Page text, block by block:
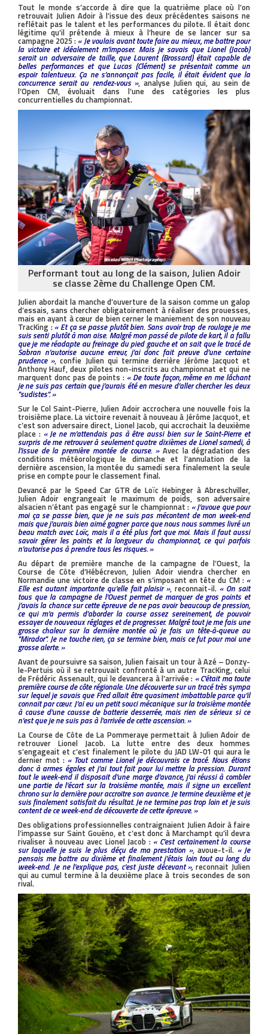
Tout le monde s’accorde à dire que la quatrième place où l’on
retrouvait Julien Adoir à l’issue des deux précédentes saisons ne
reflétait pas le talent et les performances du pilote. Il était donc
légitime qu’il prétende à mieux à l’heure de se lancer sur sa
campagne 2025 : « Je voulais avant toute faire au mieux, me battre pour
la victoire et idéalement m’imposer. Mais je savais que Lionel (Jacob)
serait un adversaire de taille, que Laurent (Brossard) était capable de
belles performances et que Lucas (Clément) se présentait comme un
espoir talentueux. Ça ne s’annonçait pas facile, il était évident que la
concurrence serait au rendez-vous », analyse Julien qui, au sein de
l’Open CM, évoluait dans l’une des catégories les plus
concurrentielles du championnat.
Performant tout au long de la saison, Julien Adoir
se classe 2ème du Challenge Open CM.
Julien abordait la manche d’ouverture de la saison comme un galop
d’essais, sans chercher obligatoirement à réaliser des prouesses,
mais en ayant à cœur de bien cerner le maniement de son nouveau
TracKing :« Et ça se passe plutôt bien. Sans avoir trop de roulage je me
suis senti plutôt à mon aise. Malgré mon passé de pilote de kart, il a fallu
que je me réadapte au freinage du pied gauche et on sait que le tracé de
Sabran n’autorise aucune erreur, j’ai donc fait preuve d’une certaine
prudence », confie Julien qui termine derrière Jérôme Jacquot et
Anthony Hauf, deux pilotes non-inscrits au championnat et qui ne
marquent donc pas de points : « De toute façon, même en me lâchant
je ne suis pas certain que j’aurais été en mesure d’aller chercher les deux
''sudistes''. »
Sur le Col Saint-Pierre, Julien Adoir accrochera une nouvelle fois la
troisième place. La victoire revenait à nouveau à Jérôme Jacquot, et
c’est son adversaire direct, Lionel Jacob, qui accrochait la deuxième
place : « Je ne m’attendais pas à être aussi bien sur le Saint-Pierre et
surpris de me retrouver à seulement quatre dixièmes de Lionel samedi, à
l’issue de la première montée de course. »Avec la dégradation des
conditions météorologique le dimanche et l’annulation de la
dernière ascension, la montée du samedi sera finalement la seule
prise en compte pour le classement final.
Devancé par le Speed Car GTR de Loïc Hebinger à Abreschviller,
Julien Adoir engrangeait le maximum de poids, son adversaire
alsacien n’étant pas engagé sur le championnat :« J’avoue que pour
moi ça se passe bien, que je ne suis pas mécontent de mon week-end
mais que j’aurais bien aimé gagner parce que nous nous sommes livré un
beau match avec Loïc, mais il a été plus fort que moi. Mais il faut aussi
savoir gérer les points et la longueur du championnat, ce qui parfois
n’autorise pas à prendre tous les risques. »
Au départ de première manche de la campagne de l’Ouest, la
Course de Côte d’Hébécrevon, Julien Adoir viendra chercher en
Normandie une victoire de classe en s’imposant en tête du CM : «
Elle est autant importante qu’elle fait plaisir », reconnait-il. « On sait
tous que la campagne de l’Ouest permet de marquer de gros points et
j’avais la chance sur cette épreuve de ne pas avoir beaucoup de pression,
ce qui m’a permis d’aborder la course assez sereinement, de pouvoir
essayer de nouveaux réglages et de progresser. Malgré tout je me fais une
grosse chaleur sur la dernière montée où je fais un tête-à-queue au
''Mirador''. Je ne touche rien, ça se termine bien, mais ce fut pour moi une
grosse alerte. »
Avant de poursuivre sa saison, Julien faisait un tour à Azé – Donzy-
le-Pertuis où il se retrouvait confronté à un autre TracKing, celui
de Frédéric Assenault, qui le devancera à l’arrivée : « C’était ma toute
première course de côte régionale. Une découverte sur un tracé très sympa
sur lequel je savais que Fred allait être quasiment imbattable parce qu’il
connait par cœur. J’ai eu un petit souci mécanique sur la troisième montée
à cause d’une causse de batterie desserrée, mais rien de sérieux si ce
n’est que je ne suis pas à l’arrivée de cette ascension. »
La Course de Côte de La Pommeraye permettait à Julien Adoir de
retrouver Lionel Jacob. La lutte entre des deux hommes
s’engageait et c’est finalement le pilote du JAD LW-01 qui aura le
dernier mot : « Tout comme Lionel je découvrais ce tracé. Nous étions
donc à armes égales et j’ai tout fait pour lui mettre la pression. Durant
tout le week-end il disposait d’une marge d’avance, j’ai réussi à combler
une partie de l’écart sur la troisième montée, mais il signe un excellent
chrono sur la dernière pour accroitre son avance. Je termine deuxième et je
suis finalement satisfait du résultat. Je ne termine pas trop loin et je suis
content de ce week-end de découverte de cette épreuve. »
Des obligations professionnelles contraignaient Julien Adoir à faire
l’impasse sur Saint Gouëno, et c’est donc à Marchampt qu’il devra
rivaliser à nouveau avec Lionel Jacob : « C’est certainement la course
sur laquelle je suis le plus déçu de ma prestation », avoue-t-il. « Je
pensais me battre au dixième et finalement j’étais loin tout au long du
week-end. Je ne l’explique pas, c’est juste décevant »,reconnait Julien
qui au cumul termine à la deuxième place à trois secondes de son
rival.